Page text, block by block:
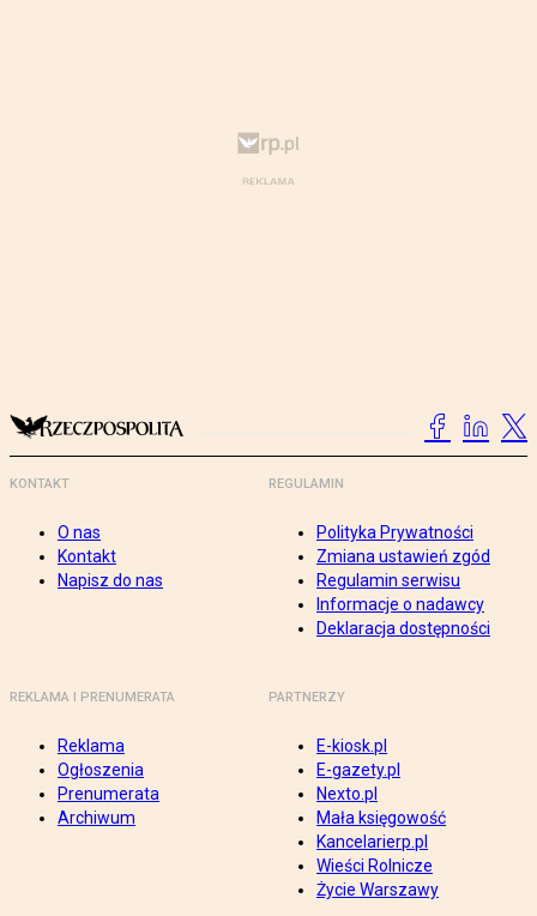
KONTAKT
O nas
Kontakt
Napisz do nas
REGULAMIN
Polityka Prywatności
Zmiana ustawień zgód
Regulamin serwisu
Informacje o nadawcy
Deklaracja dostępności
REKLAMA I PRENUMERATA
Reklama
Ogłoszenia
Prenumerata
Archiwum
PARTNERZY
E-kiosk.pl
E-gazety.pl
Nexto.pl
Mała księgowość
Kancelarierp.pl
Wieści Rolnicze
Życie Warszawy